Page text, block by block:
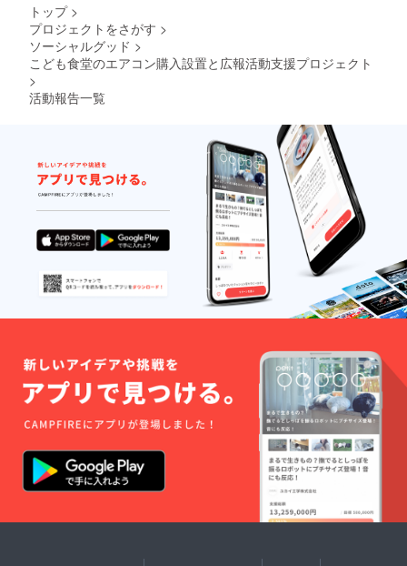
トップ >
プロジェクトをさがす >
ソーシャルグッド >
こども食堂のエアコン購入設置と広報活動支援プロジェクト
>
活動報告一覧